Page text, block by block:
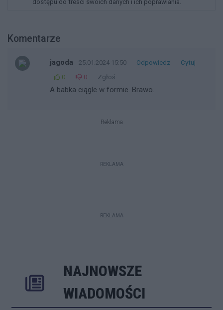
dostępu do treści swoich danych i ich poprawiania.
Komentarze
jagoda 25.01.2024 15:50 Odpowiedz
Cytuj
0
0 Zgłoś
A babka ciągle w formie. Brawo.
Reklama
REKLAMA
REKLAMA
NAJNOWSZE
WIADOMOŚCI